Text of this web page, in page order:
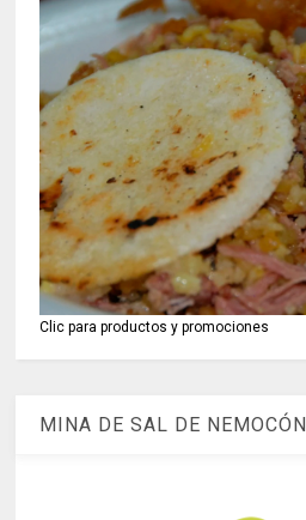
Clic para productos y promociones
MINA DE SAL DE NEMOCÓN